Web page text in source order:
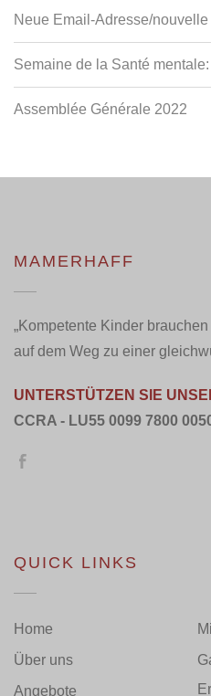
Neue Email-Adresse/nouvelle
Semaine de la Santé
Assemblée Générale 2022
MAMERHAFF
„Kompetente Kinder
auf dem Weg zu einer
UNTERSTÜTZEN SIE
CCRA - LU55 0099 7800
QUICK LINKS
Home
Über uns
Angebote